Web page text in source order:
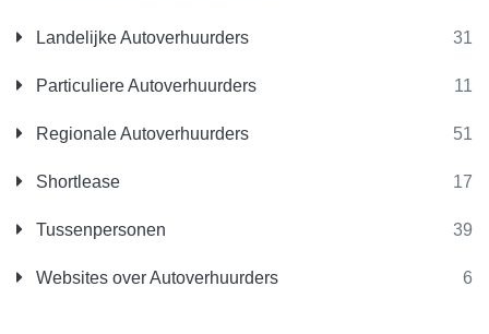
Landelijke Autoverhuurders 31
Particuliere Autoverhuurders 11
Regionale Autoverhuurders 51
Shortlease 17
Tussenpersonen 39
Websites over Autoverhuurders 6